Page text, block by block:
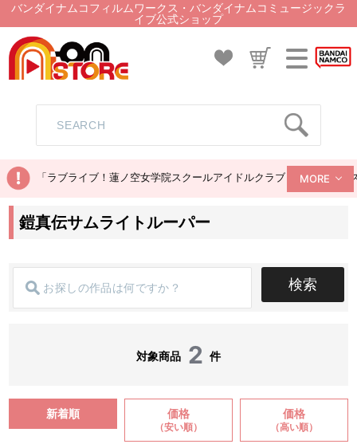
バンダイナムコフィルムワークス・バンダイナムコミュージックラ
イブ公式ショップ
「ラブライブ！蓮ノ空女学院スクールアイドルクラブ ぬいぐるみ
MORE
鎧真伝サムライトルーパー
検索
対象商品 2 件
新着順 価格
（安い順）
価格
（高い順）